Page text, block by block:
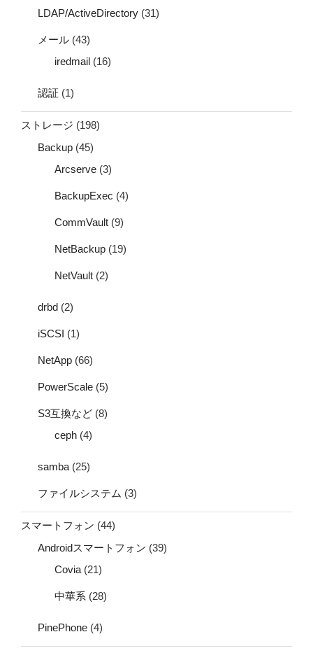
LDAP/ActiveDirectory (31)
メール (43)
iredmail (16)
認証 (1)
ストレージ (198)
Backup (45)
Arcserve (3)
BackupExec (4)
CommVault (9)
NetBackup (19)
NetVault (2)
drbd (2)
iSCSI (1)
NetApp (66)
PowerScale (5)
S3互換など (8)
ceph (4)
samba (25)
ファイルシステム (3)
スマートフォン (44)
Androidスマートフォン (39)
Covia (21)
中華系 (28)
PinePhone (4)